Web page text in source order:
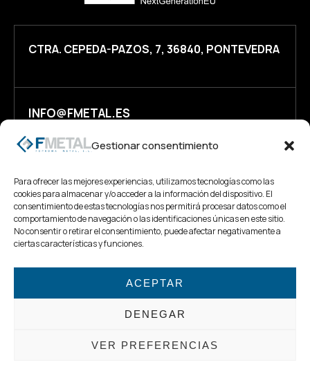
Gestionar consentimiento
Para ofrecer las mejores experiencias, utilizamos tecnologías como las
cookies para almacenar y/o acceder a la información del dispositivo. El
consentimiento de estas tecnologías nos permitirá procesar datos como el
comportamiento de navegación o las identificaciones únicas en este sitio.
No consentir o retirar el consentimiento, puede afectar negativamente a
ciertas características y funciones.
ACEPTAR
DENEGAR
VER PREFERENCIAS
CTRA. CEPEDA-PAZOS, 7, 36840, PONTEVEDRA
INFO@FMETAL.ES
© 2026
Desarrollo Web con ♥ por Win Innovación
Política de Privacidad